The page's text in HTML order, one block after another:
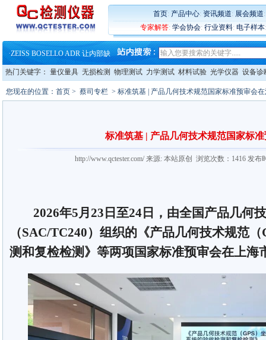
首页: 产品中心: 资讯频道: 展会频道
专家解答: 学会协会: 行业资料: 电子样本
铸就AI服务器质量动脉 – 高
铸就AI服务器质量动脉 – 高
ZEISS BOSELLO ADR 让内部缺
·蔡司和亿纬锂能达成战略合作
·大牌云集 买家升级 ——26
·蔡司软件 | 高效变形分析能
·铸就AI服务器质量动脉 – 高
·ZEISS BOSELLO ADR 让内部缺
热门关键字： 量仪量具 无损检测 物理测试 力学测试 材料试验 光学仪器 设备诊
您现在的位置： 首页 > 蔡司专栏 > 标准筑基 | 产品几何技术规范国家标准预审会
标准筑基 | 产品几何技术规范国家标
http://www.qctester.com/ 来源: 本站原创 浏览次数：1416 发布
2026年5月23日至24日，由全国产品几何
（SAC/TC240）组织的《产品几何技术规范
测和复检检测》等两项国家标准预审会在上海